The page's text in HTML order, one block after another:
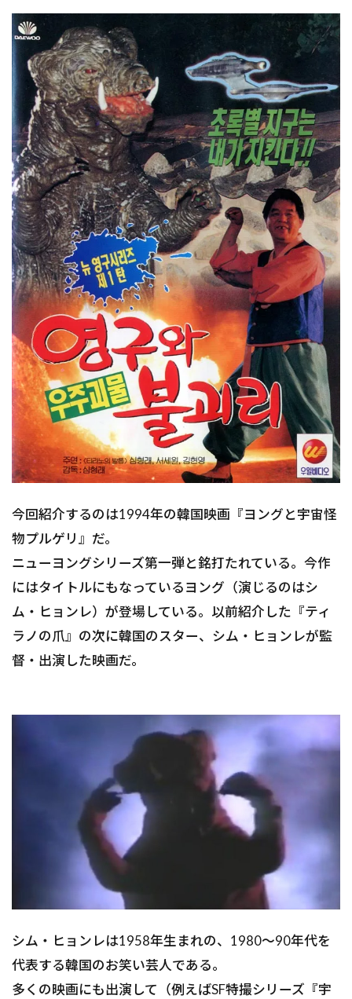
今回紹介するのは1994年の韓国映画『ヨングと宇宙怪
物プルゲリ』だ。
ニューヨングシリーズ第一弾と銘打たれている。今作
にはタイトルにもなっているヨング（演じるのはシ
ム・ヒョンレ）が登場している。以前紹介した『ティ
ラノの爪』の次に韓国のスター、シム・ヒョンレが監
督・出演した映画だ。
シム・ヒョンレは1958年生まれの、1980～90年代を
代表する韓国のお笑い芸人である。
多くの映画にも出演して（例えばSF特撮シリーズ『宇